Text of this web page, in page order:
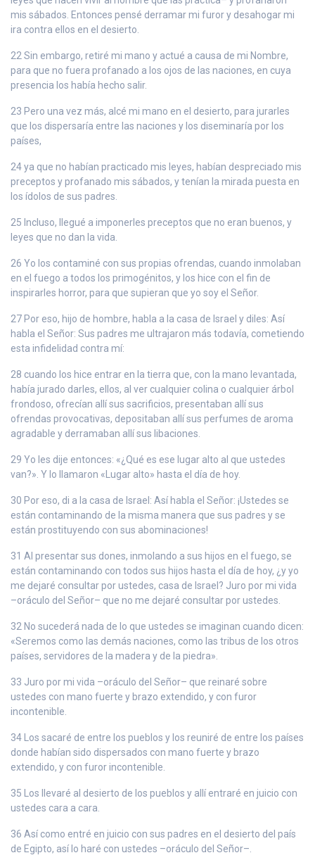
mis sábados. Entonces pensé derramar mi furor y desahogar mi
ira contra ellos en el desierto.
22 Sin embargo, retiré mi mano y actué a causa de mi Nombre,
para que no fuera profanado a los ojos de las naciones, en cuya
presencia los había hecho salir.
23 Pero una vez más, alcé mi mano en el desierto, para jurarles
que los dispersaría entre las naciones y los diseminaría por los
países,
24 ya que no habían practicado mis leyes, habían despreciado mis
preceptos y profanado mis sábados, y tenían la mirada puesta en
los ídolos de sus padres.
25 Incluso, llegué a imponerles preceptos que no eran buenos, y
leyes que no dan la vida.
26 Yo los contaminé con sus propias ofrendas, cuando inmolaban
en el fuego a todos los primogénitos, y los hice con el fin de
inspirarles horror, para que supieran que yo soy el Señor.
27 Por eso, hijo de hombre, habla a la casa de Israel y diles: Así
habla el Señor: Sus padres me ultrajaron más todavía, cometiendo
esta infidelidad contra mí:
28 cuando los hice entrar en la tierra que, con la mano levantada,
había jurado darles, ellos, al ver cualquier colina o cualquier árbol
frondoso, ofrecían allí sus sacrificios, presentaban allí sus
ofrendas provocativas, depositaban allí sus perfumes de aroma
agradable y derramaban allí sus libaciones.
29 Yo les dije entonces: «¿Qué es ese lugar alto al que ustedes
van?». Y lo llamaron «Lugar alto» hasta el día de hoy.
30 Por eso, di a la casa de Israel: Así habla el Señor: ¡Ustedes se
están contaminando de la misma manera que sus padres y se
están prostituyendo con sus abominaciones!
31 Al presentar sus dones, inmolando a sus hijos en el fuego, se
están contaminando con todos sus hijos hasta el día de hoy, ¿y yo
me dejaré consultar por ustedes, casa de Israel? Juro por mi vida
–oráculo del Señor– que no me dejaré consultar por ustedes.
32 No sucederá nada de lo que ustedes se imaginan cuando dicen:
«Seremos como las demás naciones, como las tribus de los otros
países, servidores de la madera y de la piedra».
33 Juro por mi vida –oráculo del Señor– que reinaré sobre
ustedes con mano fuerte y brazo extendido, y con furor
incontenible.
34 Los sacaré de entre los pueblos y los reuniré de entre los países
donde habían sido dispersados con mano fuerte y brazo
extendido, y con furor incontenible.
35 Los llevaré al desierto de los pueblos y allí entraré en juicio con
ustedes cara a cara.
36 Así como entré en juicio con sus padres en el desierto del país
de Egipto, así lo haré con ustedes –oráculo del Señor–.